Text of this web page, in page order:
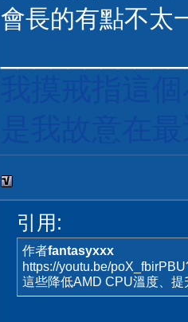
會長的有點不太
引用:
作者fantasyxxx
https://youtu.be/
這些降低AMD CPU溫度、